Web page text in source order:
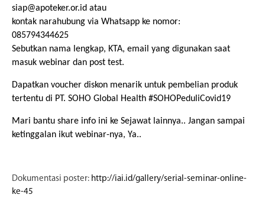
siap@apoteker.or.id atau
kontak narahubung via Whatsapp ke nomor:
085794344625
Sebutkan nama lengkap, KTA, email yang digunakan saat
masuk webinar dan post test.
Dapatkan voucher diskon menarik untuk pembelian produk
tertentu di PT. SOHO Global Health #SOHOPeduliCovid19
Mari bantu share info ini ke Sejawat lainnya.. Jangan sampai
ketinggalan ikut webinar-nya, Ya..
Dokumentasi poster: http://iai.id/gallery/serial-seminar-online-
ke-45